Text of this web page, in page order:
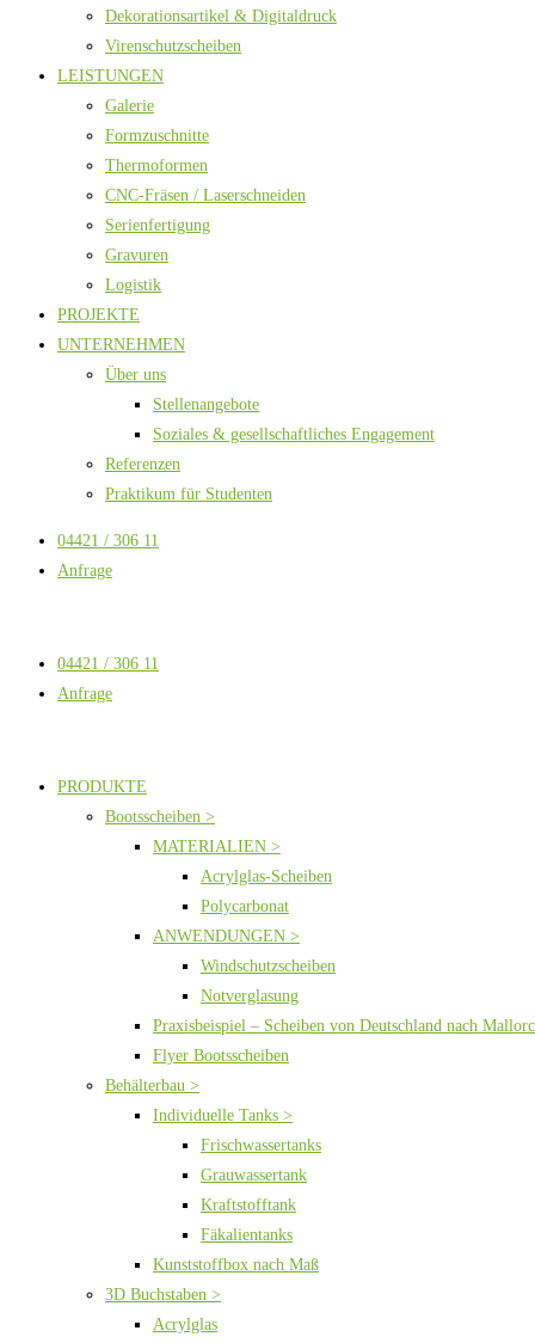
Dekorationsartikel & Digitaldruck
Virenschutzscheiben
LEISTUNGEN
Galerie
Formzuschnitte
Thermoformen
CNC-Fräsen / Laserschneiden
Serienfertigung
Gravuren
Logistik
PROJEKTE
UNTERNEHMEN
Über uns
Stellenangebote
Soziales & gesellschaftliches Engagement
Referenzen
Praktikum für Studenten
04421 / 306 11
Anfrage
04421 / 306 11
Anfrage
PRODUKTE
Bootsscheiben >
MATERIALIEN >
Acrylglas-Scheiben
Polycarbonat
ANWENDUNGEN >
Windschutzscheiben
Notverglasung
Praxisbeispiel – Scheiben von Deutschland nach
Flyer Bootsscheiben
Behälterbau >
Individuelle Tanks >
Frischwassertanks
Grauwassertank
Kraftstofftank
Fäkalientanks
Kunststoffbox nach Maß
3D Buchstaben >
Acrylglas